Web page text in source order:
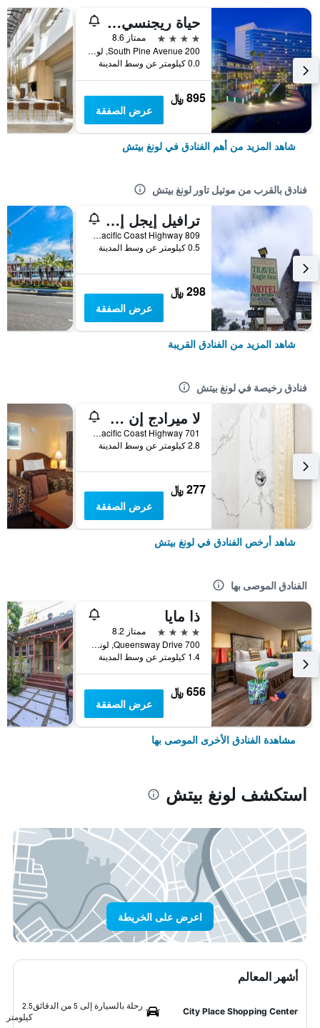
حياة ريجنسي لونغ بيتش
4 نجوم
ممتاز 8.6
200 South Pine Avenue, لونغ بيتش, CA, الولايات المتحدة الأميريكية
0.0 كيلومتر عن وسط المدينة
895 ﷼
عرض الصفقة
شاهد المزيد من أهم الفنادق في لونغ بيتش
فنادق بالقرب من موتيل تاور لونغ بيتش
ترافيل إيجل إن موتل
809 West Pacific Coast Highway, لونغ بيتش, CA, الولايات المتحدة الأميريكية
0.5 كيلومتر عن وسط المدينة
298 ﷼
عرض الصفقة
شاهد المزيد من الفنادق القريبة
فنادق رخيصة في لونغ بيتش
لا ميرادج إن - لونج بيتش
701 West Pacific Coast Highway, لونغ بيتش, CA, الولايات المتحدة الأميريكية
2.8 كيلومتر عن وسط المدينة
277 ﷼
عرض الصفقة
شاهد أرخص الفنادق في لونغ بيتش
الفنادق الموصى بها
ذا مايا
4 نجوم
ممتاز 8.2
700 Queensway Drive, لونغ بيتش, CA, الولايات المتحدة الأميريكية
1.4 كيلومتر عن وسط المدينة
656 ﷼
عرض الصفقة
مشاهدة الفنادق الأخرى الموصى بها
استكشف لونغ بيتش
اعرض على الخريطة
أشهر المعالم
City Place Shopping Center
رحلة بالسيارة إلى 5 من الدقائق
2.5
كيلومتر